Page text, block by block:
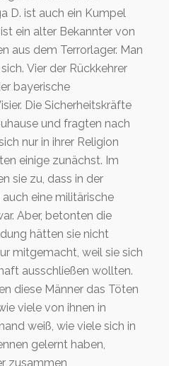
D. ist auch ein Kumpel
ein alter Bekannter von
aus dem Terrorlager. Man
Vier der Rückkehrer
bayerische
Die Sicherheitskräfte
und fragten nach
nur in ihrer Religion
einige zunächst. Im
sie zu, dass in der
eine militärische
Aber, betonten die
hätten sie nicht
mitgemacht, weil sie sich
ausschließen wollten.
diese Männer das Töten
viele von ihnen in
weiß, wie viele sich in
gelernt haben,
zusammen